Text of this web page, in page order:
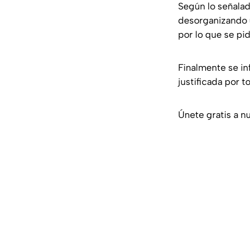
Según lo
desorganizando
por lo que se
Finalmente se
justificada por
Únete gratis a